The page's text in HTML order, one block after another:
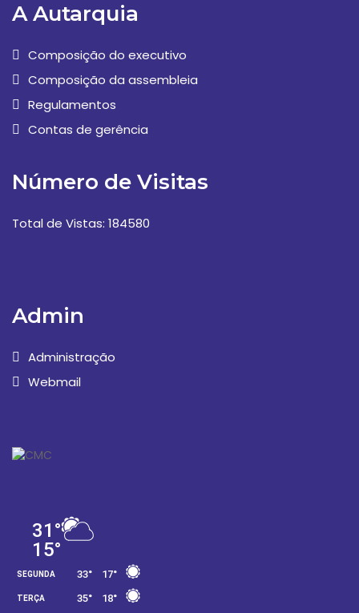
A Autarquia
Composição do executivo
Composição da assembleia
Regulamentos
Contas de gerência
Número de Visitas
Total de Vistas: 184580
Admin
Administração
Webmail